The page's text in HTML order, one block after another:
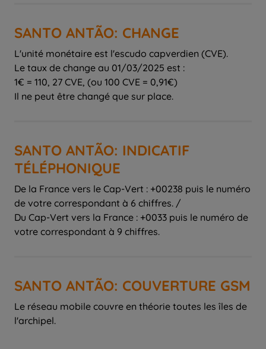
SANTO ANTÃO: CHANGE
L'unité monétaire est l'escudo capverdien (CVE).
Le taux de change au 01/03/2025 est :
1€ = 110, 27 CVE, (ou 100 CVE = 0,91€)
Il ne peut être changé que sur place.
SANTO ANTÃO: INDICATIF
TÉLÉPHONIQUE
De la France vers le Cap-Vert : +00238 puis le numéro
de votre correspondant à 6 chiffres. /
Du Cap-Vert vers la France : +0033 puis le numéro de
votre correspondant à 9 chiffres.
SANTO ANTÃO: COUVERTURE GSM
Le réseau mobile couvre en théorie toutes les îles de
l'archipel.